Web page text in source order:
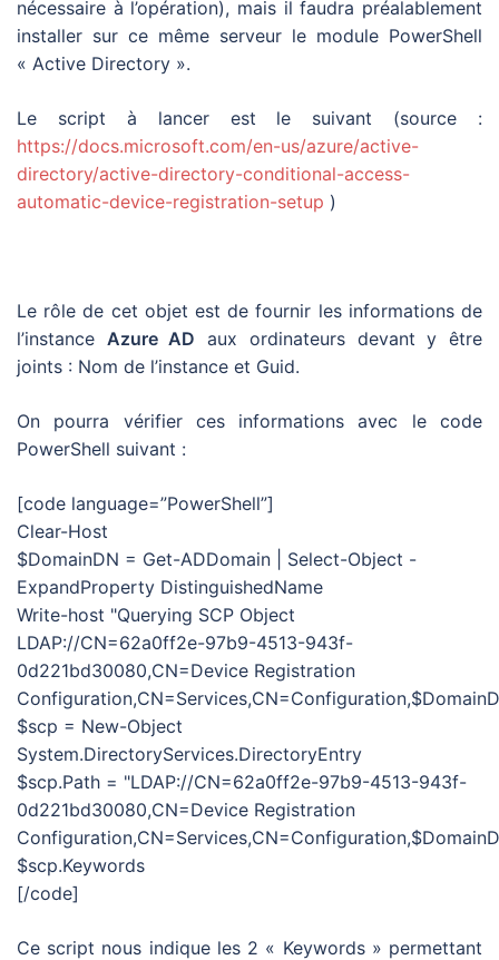
nécessaire à l’opération), mais il faudra préalablement
installer sur ce même serveur le module PowerShell
« Active Directory ».
Le script à lancer est le suivant (source :
https://docs.microsoft.com/en-us/azure/active-
directory/active-directory-conditional-access-
automatic-device-registration-setup )
Le rôle de cet objet est de fournir les informations de
l’instance Azure AD aux ordinateurs devant y être
joints : Nom de l’instance et Guid.
On pourra vérifier ces informations avec le code
PowerShell suivant :
[code language=”PowerShell”]
Clear-Host
$DomainDN = Get-ADDomain | Select-Object -
ExpandProperty DistinguishedName
Write-host "Querying SCP Object
LDAP://CN=62a0ff2e-97b9-4513-943f-
0d221bd30080,CN=Device Registration
$scp = New-Object
System.DirectoryServices.DirectoryEntry
$scp.Path = "LDAP://CN=62a0ff2e-97b9-4513-943f-
0d221bd30080,CN=Device Registration
$scp.Keywords
[/code]
Ce script nous indique les 2 « Keywords » permettant